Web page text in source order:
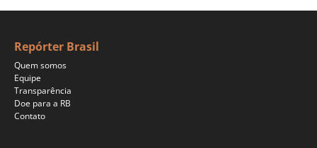
Repórter Brasil
Quem somos
Equipe
Transparência
Doe para a RB
Contato